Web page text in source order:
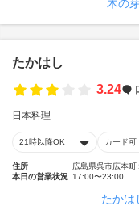
木の
たかはし
3.24
日本料理
21時以降OK カード可
住所
広島県呉市広本町
本日の営業状況 17:00〜23:00
たかは